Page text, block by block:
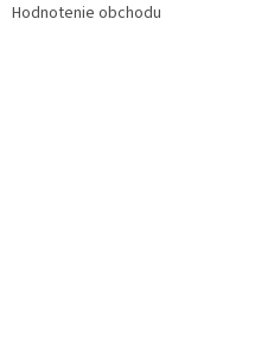
Hodnotenie obchodu